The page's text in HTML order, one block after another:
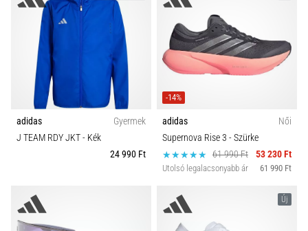
adidas
Gyermek
J TEAM RDY JKT- Kék
24 990 Ft
-14%
adidas
Női
Supernova Rise 3 - Szürke
61 990 Ft
53 230 Ft
Utolsó legalacsonyabb ár 61 990 Ft
Új